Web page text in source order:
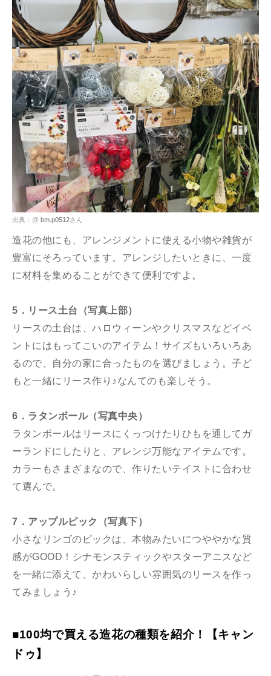
出典：@ bm.p0512さん
造花の他にも、アレンジメントに使える小物や雑貨が
豊富にそろっています。アレンジしたいときに、一度
に材料を集めることができて便利ですよ。
5．リース土台（写真上部）
リースの土台は、ハロウィーンやクリスマスなどイベ
ントにはもってこいのアイテム！サイズもいろいろあ
るので、自分の家に合ったものを選びましょう。子ど
もと一緒にリース作り♪なんてのも楽しそう。
6．ラタンボール（写真中央）
ラタンボールはリースにくっつけたりひもを通してガ
ーランドにしたりと、アレンジ万能なアイテムです。
カラーもさまざまなので、作りたいテイストに合わせ
て選んで。
7．アップルピック（写真下）
小さなリンゴのピックは、本物みたいにつややかな質
感がGOOD！シナモンスティックやスターアニスなど
を一緒に添えて、かわいらしい雰囲気のリースを作っ
てみましょう♪
■100均で買える造花の種類を紹介！【キャン
ドゥ】